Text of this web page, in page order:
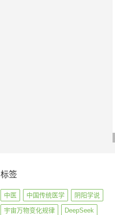
标签
中医 中国传统医学 阴阳学说
宇宙万物变化规律 DeepSeek